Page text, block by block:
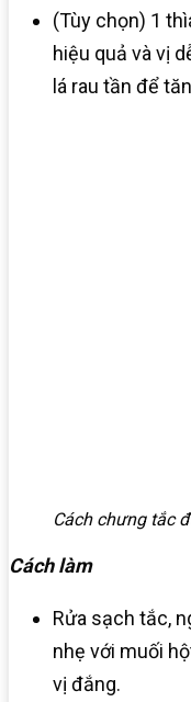
(Tùy chọn) 1
hiệu quả và vị
lá rau tần để
Cách chưng tắc
Cách làm
Rửa sạch tắc,
nhẹ với muối
vị đắng.